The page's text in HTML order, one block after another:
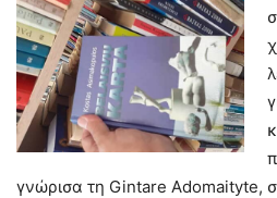
γνώρισα τη Gintare Adomaityte,